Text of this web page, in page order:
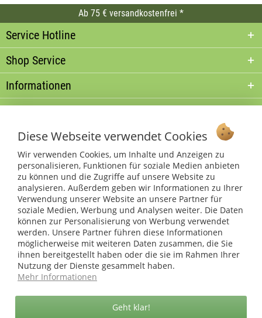
Ab 75 € versandkostenfrei *
Service Hotline
Shop Service
Informationen
Copyright © afp marketing gmbh - Alle Rechte vorbehalten
Sicher zahlen in unserem Onlineshop
Diese Webseite verwendet Cookies
Wir verwenden Cookies, um Inhalte und Anzeigen zu
personalisieren, Funktionen für soziale Medien anbieten
zu können und die Zugriffe auf unsere Website zu
analysieren. Außerdem geben wir Informationen zu Ihrer
Verwendung unserer Website an unsere Partner für
soziale Medien, Werbung und Analysen weiter. Die Daten
können zur Personalisierung von Werbung verwendet
werden. Unsere Partner führen diese Informationen
möglicherweise mit weiteren Daten zusammen, die Sie
ihnen bereitgestellt haben oder die sie im Rahmen Ihrer
Nutzung der Dienste gesammelt haben.
Mehr Informationen
Geht klar!